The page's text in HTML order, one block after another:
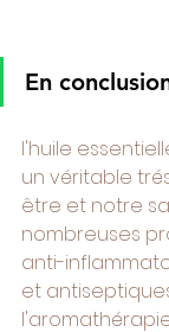
En
l'huile
un véritable
être et notre
nombreuses
anti-
et